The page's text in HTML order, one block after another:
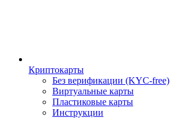
Криптокарты
Без верификации (KYC-free)
Виртуальные карты
Пластиковые карты
Инструкции